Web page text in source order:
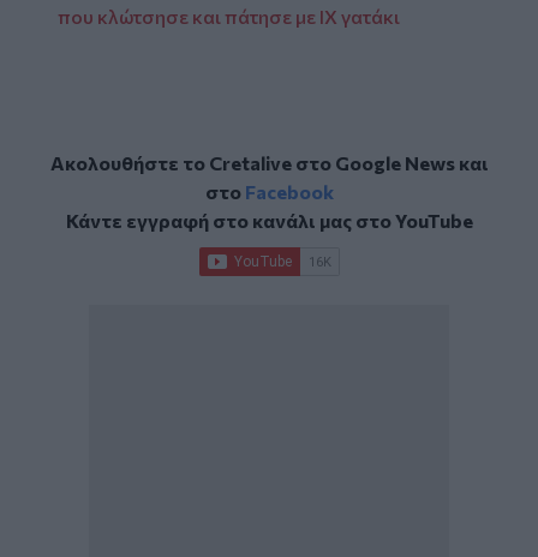
που κλώτσησε και πάτησε με ΙΧ γατάκι
Ακολουθήστε το Cretalive στο Google Newsκαι
στο Facebook
Κάντε εγγραφή στο κανάλι μας στοYouTube